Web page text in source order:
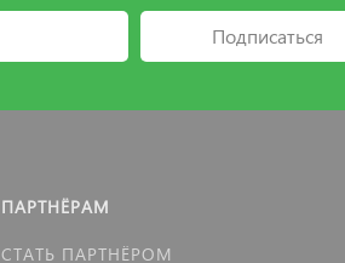
Подписаться
ПАРТНЁРАМ
СТАТЬ ПАРТНЁРОМ